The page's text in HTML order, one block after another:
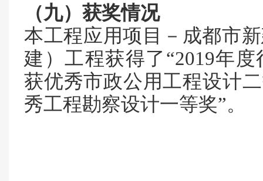
（九）获奖情况
本工程应用项目－成都市
建）工程获得了 “2019年
获优秀市政公用工程设计
秀工程勘察设计一等奖”。